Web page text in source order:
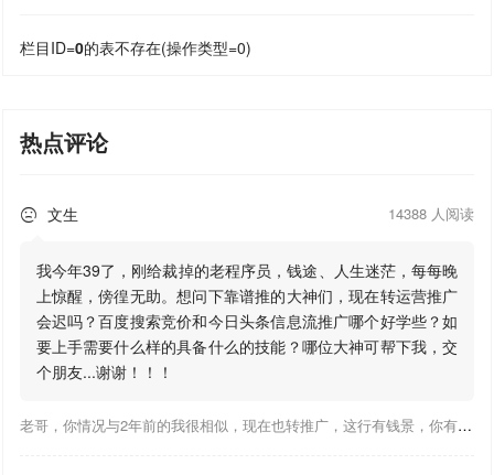
栏目ID=0的表不存在(操作类型=0)
热点评论
 文生 14388 人阅读
我今年39了，刚给裁掉的老程序员，钱途、人生迷茫，每每晚
上惊醒，傍徨无助。想问下靠谱推的大神们，现在转运营推广
会迟吗？百度搜索竞价和今日头条信息流推广哪个好学些？如
要上手需要什么样的具备什么的技能？哪位大神可帮下我，交
个朋友...谢谢！！！
老哥，你情况与2年前的我很相似，现在也转推广，这行有钱景，你有基础上手会比较快，不必担心。至于学竞价还是信息流哪个好，我是信息流广告入手，现在迷上靠谱推关注大神们的营销推广干货。有空你也可多泡下这站，真能学到不少东西；希望可以帮到你！